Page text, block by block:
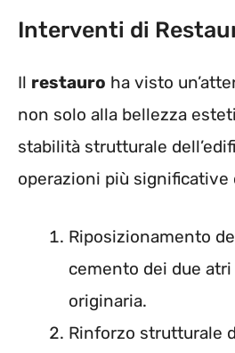
Interventi di
Il restauro ha visto
non solo alla bellezza
stabilità strutturale
operazioni più significative
Riposizionamento
cemento dei due atri
originaria.
Rinforzo strutturale